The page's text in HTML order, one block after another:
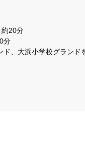
20分
分
、大浜小学校グランド